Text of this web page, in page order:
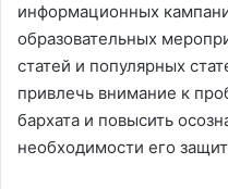
информационных
образовательных
статей и популярных
привлечь внимание к
бархата и повысить
необходимости его